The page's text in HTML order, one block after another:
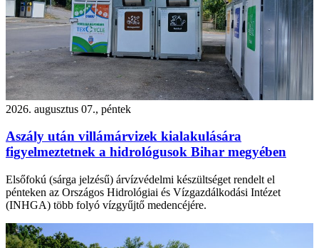
2026. augusztus 07., péntek
Aszály után villámárvizek kialakulására
figyelmeztetnek a hidrológusok Bihar megyében
Elsőfokú (sárga jelzésű) árvízvédelmi készültséget rendelt el
pénteken az Országos Hidrológiai és Vízgazdálkodási Intézet
(INHGA) több folyó vízgyűjtő medencéjére.